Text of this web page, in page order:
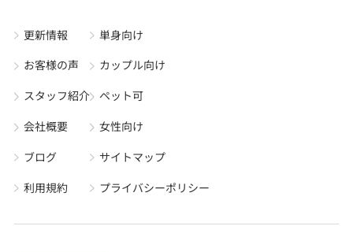
更新情報
お客様の声
スタッフ紹介
会社概要
ブログ
利用規約
単身向け
カップル向け
ペット可
女性向け
サイトマップ
プライバシーポリシー